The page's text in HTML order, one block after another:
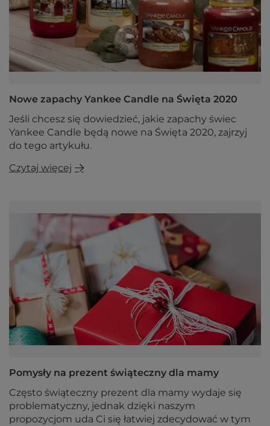
Nowe zapachy Yankee Candle na Święta 2020
Jeśli chcesz się dowiedzieć, jakie zapachy świec
Yankee Candle będą nowe na Święta 2020, zajrzyj
do tego artykułu.
Czytaj więcej
Pomysły na prezent świąteczny dla mamy
Często świąteczny prezent dla mamy wydaje się
problematyczny, jednak dzięki naszym
propozycjom uda Ci się łatwiej zdecydować w tym